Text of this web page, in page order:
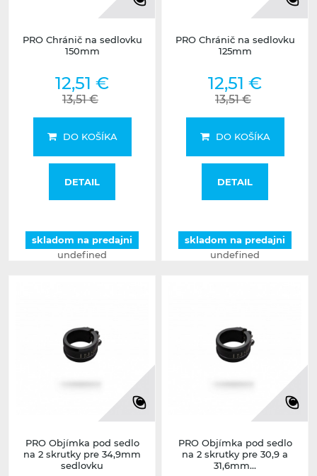
PRO Chránič na sedlovku
150mm
12,51 €
13,51 €
DO KOŠÍKA
DETAIL
skladom na predajni
undefined
PRO Chránič na sedlovku
125mm
12,51 €
13,51 €
DO KOŠÍKA
DETAIL
skladom na predajni
undefined
PRO Objímka pod sedlo
na 2 skrutky pre 34,9mm
sedlovku
PRO Objímka pod sedlo
na 2 skrutky pre 30,9 a
31,6mm...